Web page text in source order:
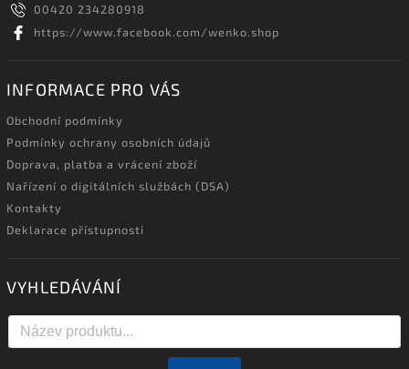
00420 234280918
https://www.facebook.com/wenko.shop
INFORMACE PRO VÁS
Obchodní podmínky
Podmínky ochrany osobních údajů
Doprava, platba a vrácení zboží
Nařízení o digitálních službách (DSA)
Kontakty
Deklarace přístupnosti
VYHLEDÁVÁNÍ